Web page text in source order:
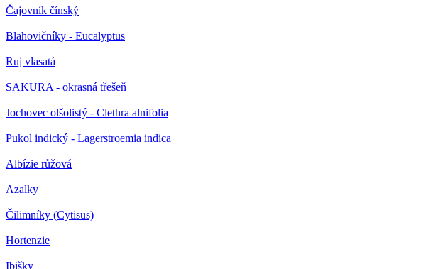
Čajovník čínský
Blahovičníky - Eucalyptus
Ruj vlasatá
SAKURA - okrasná třešeň
Jochovec olšolistý - Clethra alnifolia
Pukol indický - Lagerstroemia indica
Albízie růžová
Azalky
Čilimníky (Cytisus)
Hortenzie
Ibišky